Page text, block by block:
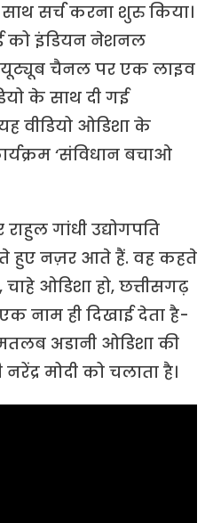
सर्च करना शुरु किया।
को इंडियन नेशनल
चैनल पर एक लाइव
के साथ दी गई
वीडियो ओडिशा के
‘संविधान बचाओ
गांधी उद्योगपति
हुए नज़र आते हैं. वह कहते
ओडिशा हो, छत्तीसगढ़
नाम ही दिखाई देता है-
मतलब अडानी ओडिशा की
मोदी को चलाता है।